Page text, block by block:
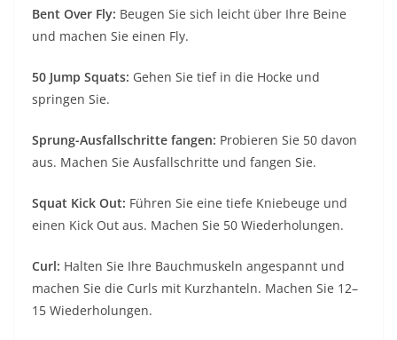
Bent Over Fly: Beugen Sie sich leicht über Ihre Beine
und machen Sie einen Fly.
50 Jump Squats: Gehen Sie tief in die Hocke und
springen Sie.
Sprung-Ausfallschritte fangen: Probieren Sie 50 davon
aus. Machen Sie Ausfallschritte und fangen Sie.
Squat Kick Out: Führen Sie eine tiefe Kniebeuge und
einen Kick Out aus. Machen Sie 50 Wiederholungen.
Curl: Halten Sie Ihre Bauchmuskeln angespannt und
machen Sie die Curls mit Kurzhanteln. Machen Sie 12–
15 Wiederholungen.